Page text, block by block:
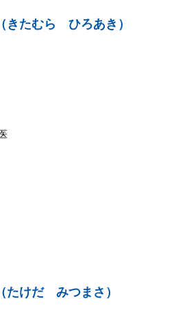
たむら ひろあき）
けだ みつまさ）